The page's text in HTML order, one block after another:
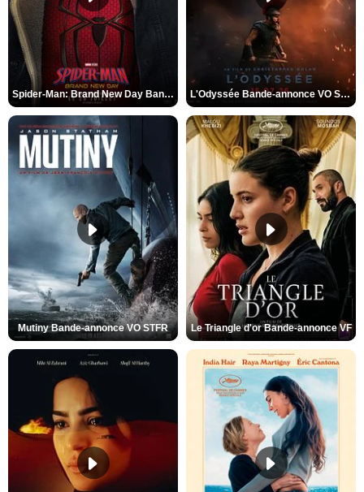
Spider-Man: Brand New Day Bande-annonce VO STFR L'Odyssée Bande-annonce VO STFR
Mutiny Bande-annonce VO STFR Le Triangle d'or Bande-annonce VF